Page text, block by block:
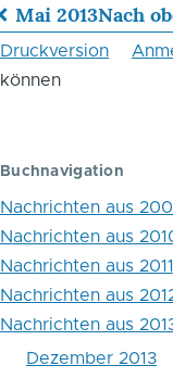
Links
für
Blättern
im
Buch
April
2013
Mai 2013Nach
Druckversion
können
Buchnavigation
Nachrichten aus
Nachrichten aus
Nachrichten aus 2011
Nachrichten aus
Nachrichten aus
Dezember 2013